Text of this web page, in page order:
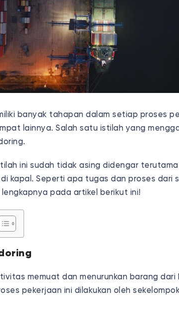
banyak tahapan dalam setiap proses
lainnya. Salah satu istilah yang
ini sudah tidak asing didengar
kapal. Seperti apa tugas dan proses dari
pada artikel berikut ini!
memuat dan menurunkan barang dari
pekerjaan ini dilakukan oleh